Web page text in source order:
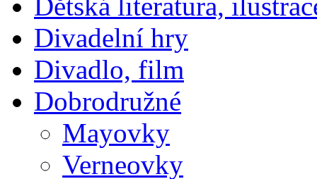
Divadelní hry
Divadlo, film
Dobrodružné
Mayovky
Verneovky